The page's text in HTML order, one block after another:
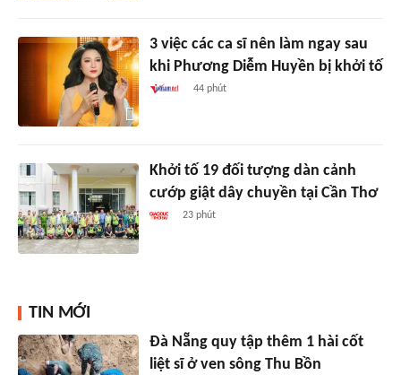
3 việc các ca sĩ nên làm ngay sau
khi Phương Diễm Huyền bị khởi tố
44 phút
Khởi tố 19 đối tượng dàn cảnh
cướp giật dây chuyền tại Cần Thơ
23 phút
TIN MỚI
Đà Nẵng quy tập thêm 1 hài cốt
liệt sĩ ở ven sông Thu Bồn